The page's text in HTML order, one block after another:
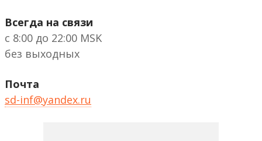
Всегда на связи
с 8:00 до 22:00 MSK
без выходных
Почта
sd-inf@yandex.ru